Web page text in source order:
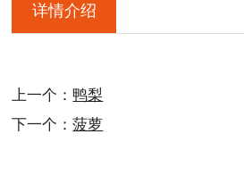
详情介绍
上一个：鸭梨
下一个：菠萝